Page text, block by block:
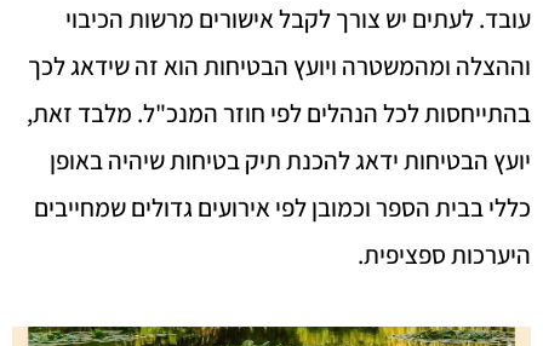
עובד. לעתים יש צורך לקבל אישורים מרשות הכיבוי
וההצלה ומהמשטרה ויועץ הבטיחות הוא זה שידאג לכך
בהתייחסות לכל הנהלים לפי חוזר המנכ"ל. מלבד זאת,
יועץ הבטיחות ידאג להכנת תיק בטיחות שיהיה באופן
כללי בבית הספר וכמובן לפי אירועים גדולים שמחייבים
היערכות ספציפית.